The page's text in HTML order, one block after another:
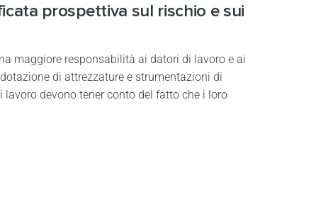
prospettiva sul rischio e sui
maggiore responsabilità ai datori di lavoro e ai
di attrezzature e strumentazioni di
devono tener conto del fatto che i loro